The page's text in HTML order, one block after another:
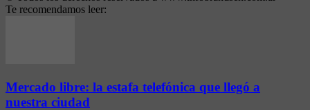
Te recomendamos leer:
Mercado libre: la estafa telefónica que llegó a
nuestra ciudad